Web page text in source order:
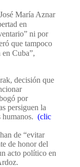
María Aznar
en
ni por
que tampoco
Cuba”,
decisión que
por
persiguen la
humanos. (clic
de “evitar
de honor del
acto político en